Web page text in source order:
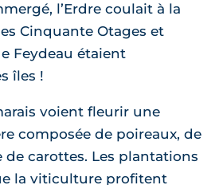
l’Erdre coulait à la
Cinquante Otages et
Feydeau étaient
îles !
voient fleurir une
composée de poireaux, de
de carottes. Les plantations
la viticulture profitent